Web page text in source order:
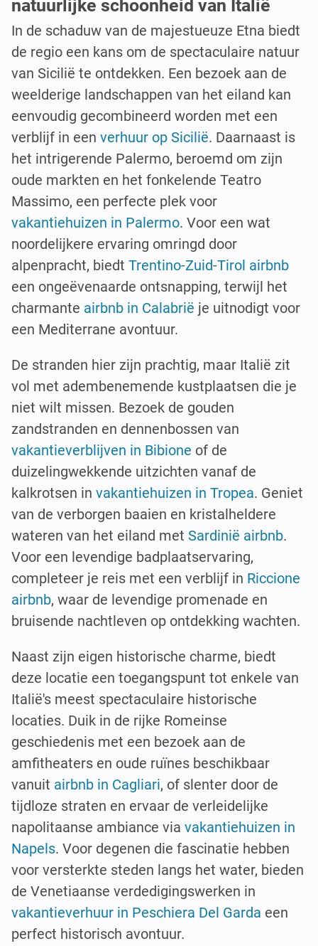
natuurlijke schoonheid van Italië
In de schaduw van de majestueuze Etna biedt
de regio een kans om de spectaculaire natuur
van Sicilië te ontdekken. Een bezoek aan de
weelderige landschappen van het eiland kan
eenvoudig gecombineerd worden met een
verblijf in een verhuur op Sicilië. Daarnaast is
het intrigerende Palermo, beroemd om zijn
oude markten en het fonkelende Teatro
Massimo, een perfecte plek voor
vakantiehuizen in Palermo. Voor een wat
noordelijkere ervaring omringd door
alpenpracht, biedt Trentino-Zuid-Tirol airbnb
een ongeëvenaarde ontsnapping, terwijl het
charmante airbnb in Calabrië je uitnodigt voor
een Mediterrane avontuur.
De stranden hier zijn prachtig, maar Italië zit
vol met adembenemende kustplaatsen die je
niet wilt missen. Bezoek de gouden
zandstranden en dennenbossen van
vakantieverblijven in Bibione of de
duizelingwekkende uitzichten vanaf de
kalkrotsen in vakantiehuizen in Tropea. Geniet
van de verborgen baaien en kristalheldere
wateren van het eiland met Sardinië airbnb.
Voor een levendige badplaatservaring,
completeer je reis met een verblijf in Riccione
airbnb, waar de levendige promenade en
bruisende nachtleven op ontdekking wachten.
Naast zijn eigen historische charme, biedt
deze locatie een toegangspunt tot enkele van
Italië's meest spectaculaire historische
locaties. Duik in de rijke Romeinse
geschiedenis met een bezoek aan de
amfitheaters en oude ruïnes beschikbaar
vanuit airbnb in Cagliari, of slenter door de
tijdloze straten en ervaar de verleidelijke
napolitaanse ambiance via vakantiehuizen in
Napels. Voor degenen die fascinatie hebben
voor versterkte steden langs het water, bieden
de Venetiaanse verdedigingswerken in
vakantieverhuur in Peschiera Del Garda een
perfect historisch avontuur.